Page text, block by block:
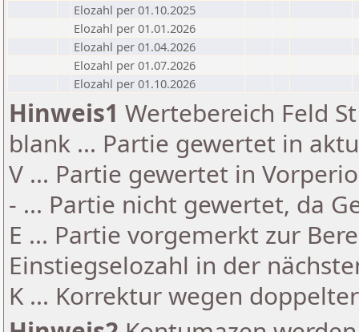
Elozahl per 01.10.2025
Elozahl per 01.01.2026
Elozahl per 01.04.2026
Elozahl per 01.07.2026
Elozahl per 01.10.2026
Hinweis1 Wertebereich Feld
blank ... Partie gewertet in
V ... Partie gewertet in
- ... Partie nicht gewertet, da
E ... Partie vorgemerkt zur
Einstiegselozahl in der
K ... Korrektur wegen